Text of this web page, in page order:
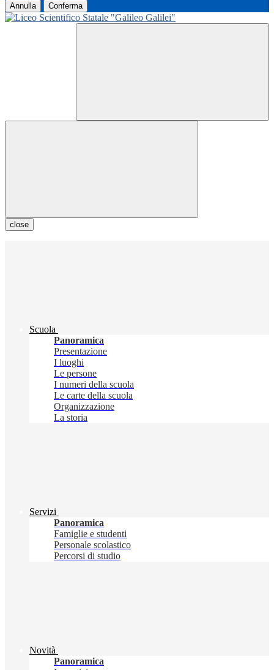
Annulla Conferma
close
Scuola
Panoramica
Presentazione
I luoghi
Le persone
I numeri della scuola
Le carte della scuola
Organizzazione
La storia
Servizi
Panoramica
Famiglie e studenti
Personale scolastico
Percorsi di studio
Novità
Panoramica